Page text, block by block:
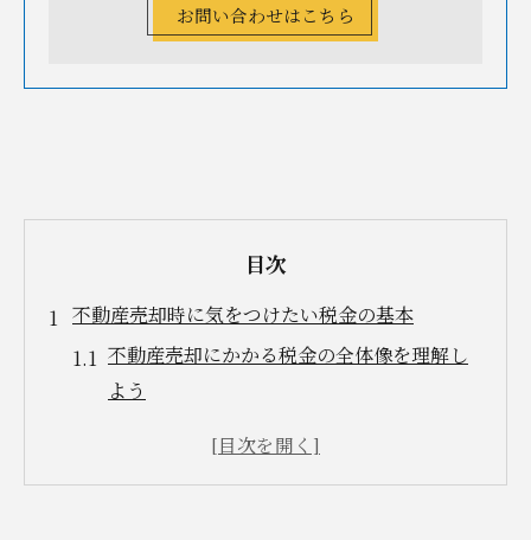
お問い合わせはこちら
目次
不動産売却時に気をつけたい税金の基本
不動産売却にかかる税金の全体像を理解し
よう
譲渡所得税と住民税の違いと特徴を解説